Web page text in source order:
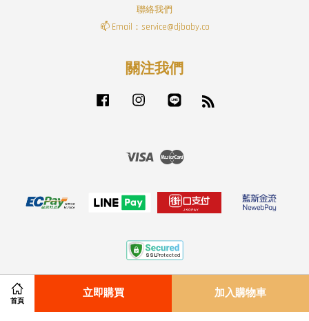
首頁
立即購買 加入購物車
聯絡我們
📫 Email：service@djbaby.co
關注我們
Facebook Instagram
Visa Master